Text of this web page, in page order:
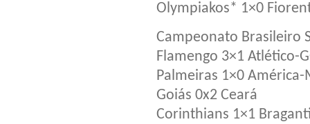
Olympiakos* 1×0
Campeonato Brasileiro
Flamengo 3×1 Atlético-
Palmeiras 1×0 América-
Goiás 0x2 Ceará
Corinthians 1×1